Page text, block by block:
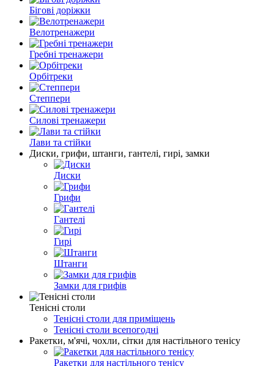
Бігові доріжки
Велотренажери
Гребні тренажери
Орбітреки
Степпери
Силові тренажери
Лави та стійки
Диски, грифи, штанги, гантелі, гирі, замки
Диски
Грифи
Гантелі
Гирі
Штанги
Замки для грифів
Тенісні столи
Тенісні столи для приміщень
Тенісні столи всепогодні
Ракетки, м'ячі, чохли, сітки для настільного тенісу
Ракетки для настільного тенісу